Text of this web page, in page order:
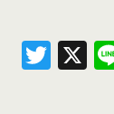
T X